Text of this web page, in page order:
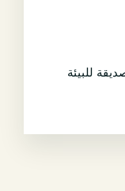
للبيئة